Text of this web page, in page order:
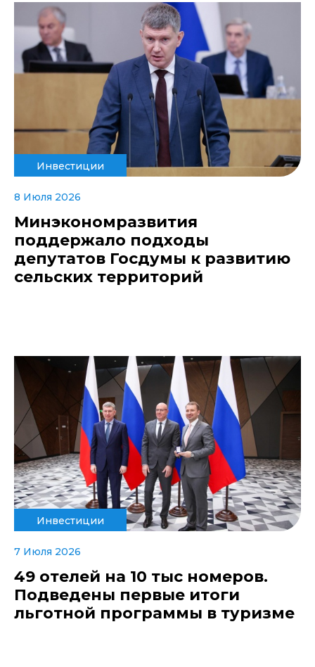
Инвестиции
8 Июля 2026
Минэкономразвития
поддержало подходы
депутатов Госдумы к развитию
сельских территорий
Инвестиции
7 Июля 2026
49 отелей на 10 тыс номеров.
Подведены первые итоги
льготной программы в туризме